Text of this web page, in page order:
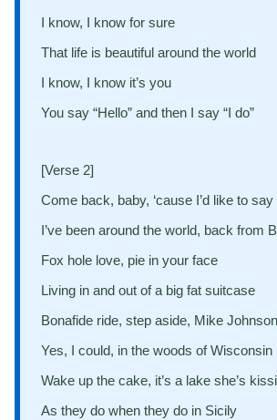
I know, I know for sure
That life is beautiful around the world
I know, I know it’s you
You say “Hello” and then I say “I do”
[Verse 2]
Come back, baby, ‘cause I’d like to say
I’ve been around the world, back from
Fox hole love, pie in your face
Living in and out of a big fat suitcase
Bonafide ride, step aside, Mike Johnson
Yes, I could, in the woods of Wisconsin
Wake up the cake, it’s a lake she’s
As they do when they do in Sicily